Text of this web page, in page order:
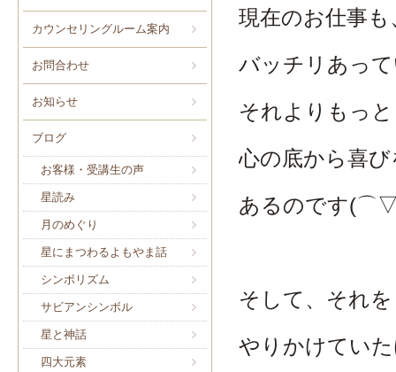
カウンセリングルーム案内
お問合わせ
お知らせ
ブログ
お客様・受講生の声
星読み
月のめぐり
星にまつわるよもやま話
シンボリズム
サビアンシンボル
星と神話
四大元素
現在のお仕事
バッチリあっ
それよりもっと
心の底から喜
あるのです
そして、それ
やりかけてい